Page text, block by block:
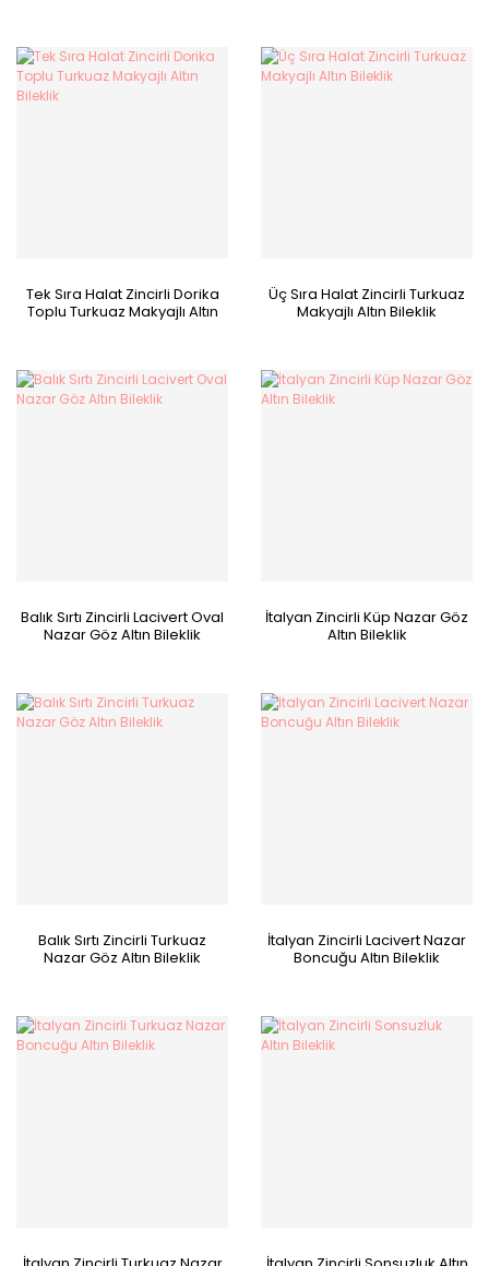
Tek Sıra Halat Zincirli Dorika
Toplu Turkuaz Makyajlı Altın
Üç Sıra Halat Zincirli Turkuaz
Makyajlı Altın Bileklik
Balık Sırtı Zincirli Lacivert Oval
Nazar Göz Altın Bileklik
İtalyan Zincirli Küp Nazar Göz
Altın Bileklik
Balık Sırtı Zincirli Turkuaz
Nazar Göz Altın Bileklik
İtalyan Zincirli Lacivert Nazar
Boncuğu Altın Bileklik